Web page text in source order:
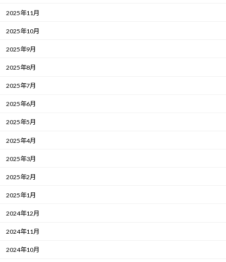
2025年11月
2025年10月
2025年9月
2025年8月
2025年7月
2025年6月
2025年5月
2025年4月
2025年3月
2025年2月
2025年1月
2024年12月
2024年11月
2024年10月